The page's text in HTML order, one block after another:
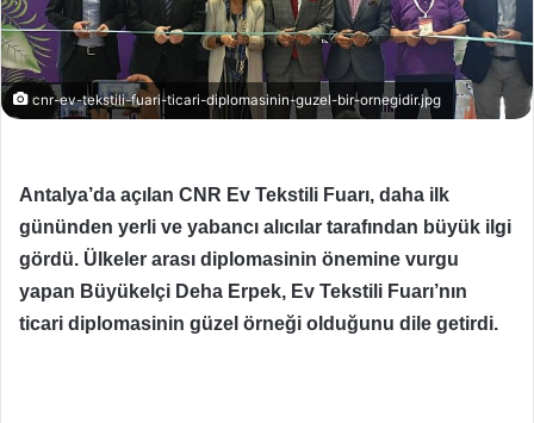
cnr-ev-tekstili-fuari-ticari-diplomasinin-guzel-bir-ornegidir.jpg
Antalya’da açılan CNR Ev Tekstili Fuarı, daha ilk
gününden yerli ve yabancı alıcılar tarafından büyük ilgi
gördü. Ülkeler arası diplomasinin önemine vurgu
yapan Büyükelçi Deha Erpek, Ev Tekstili Fuarı’nın
ticari diplomasinin güzel örneği olduğunu dile getirdi.